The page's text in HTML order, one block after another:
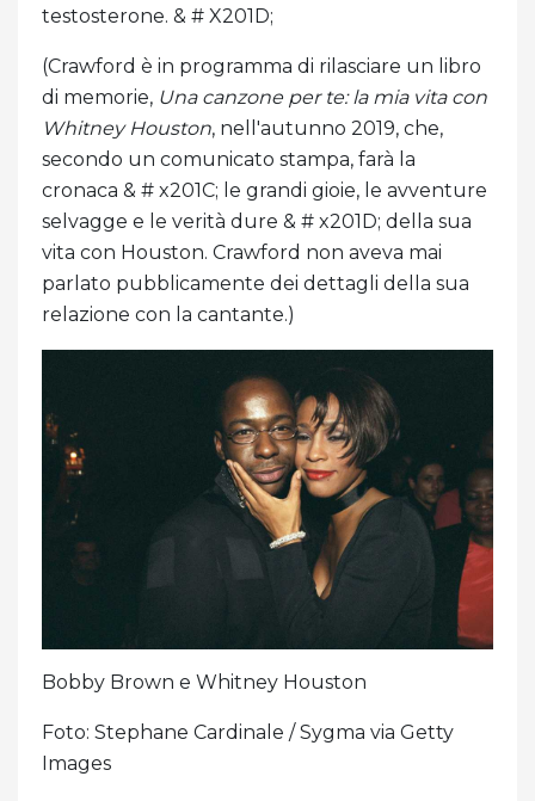
testosterone. & # X201D;
(Crawford è in programma di rilasciare un libro
di memorie, Una canzone per te: la mia vita con
Whitney Houston, nell'autunno 2019, che,
secondo un comunicato stampa, farà la
cronaca & # x201C; le grandi gioie, le avventure
selvagge e le verità dure & # x201D; della sua
vita con Houston. Crawford non aveva mai
parlato pubblicamente dei dettagli della sua
relazione con la cantante.)
Bobby Brown e Whitney Houston
Foto: Stephane Cardinale / Sygma via Getty
Images